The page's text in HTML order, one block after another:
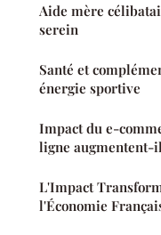
Aide mère
serein
Santé et
énergie sportive
Impact du e-
ligne augmentent-
L'Impact
l'Économie